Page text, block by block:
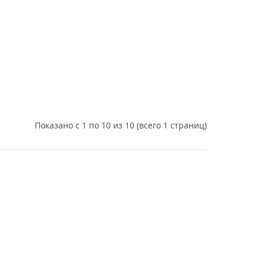
Показано с 1 по 10 из 10 (всего 1 страниц)